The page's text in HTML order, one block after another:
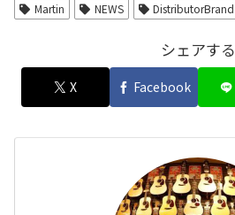
Martin
NEWS DistributorBrand
シェアする
X Facebook